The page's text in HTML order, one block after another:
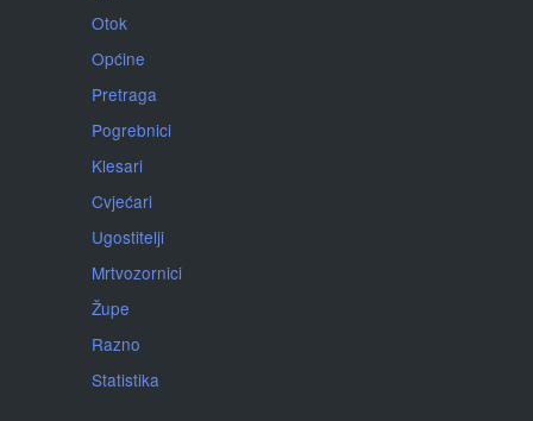
Otok
Općine
Pretraga
Pogrebnici
Klesari
Cvjećari
Ugostitelji
Mrtvozornici
Župe
Razno
Statistika